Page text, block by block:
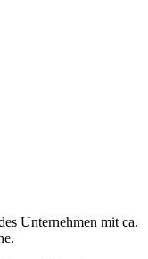
Unternehmen mit ca.